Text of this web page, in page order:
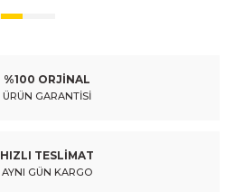
%100 ORJİNAL
ÜRÜN GARANTİSİ
HIZLI TESLİMAT
AYNI GÜN KARGO